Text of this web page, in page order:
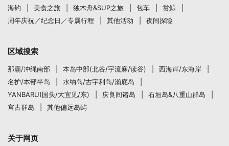
海钓
美食之旅 独木舟&SUP之旅 包车
赏鲸
周年庆祝／纪念日／专属行程
其他活动 夜间探险
区域搜索
那霸/冲绳南部 本岛中部(北谷/宇流麻/读谷)
西海岸/东海岸
名护/本部半岛
水纳岛/古宇利岛/瀨底岛
YANBARU(国头/大宜见/东)
庆良间诸岛
石垣岛&八重山群岛
宫古群岛
其他偏远岛屿
关于网页